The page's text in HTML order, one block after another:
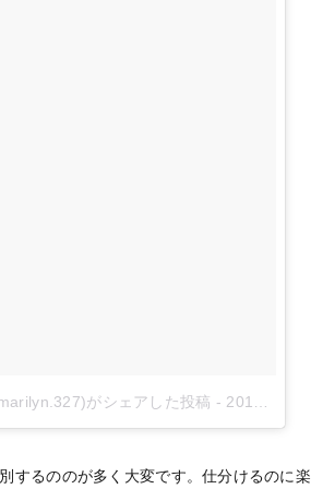
がシェアした投稿 - 2017年 8月月9日午前6時28分PDT
するののが多く大変です。仕分けるのに